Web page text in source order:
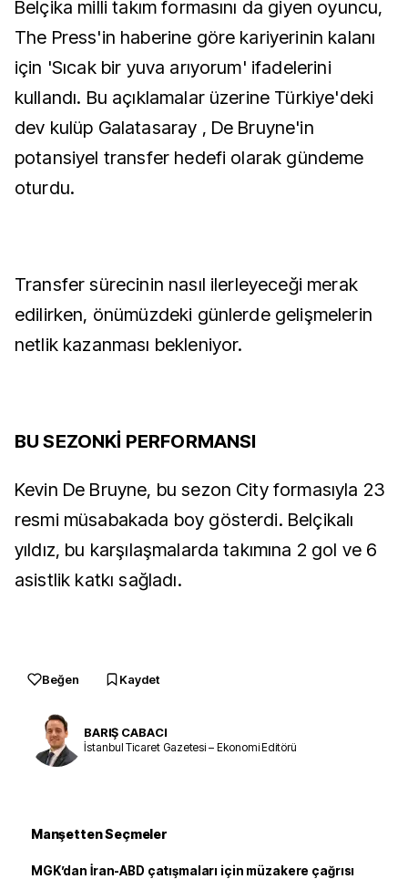
Belçika milli takım formasını da giyen oyuncu,
The Press'in haberine göre kariyerinin kalanı
için 'Sıcak bir yuva arıyorum' ifadelerini
kullandı. Bu açıklamalar üzerine Türkiye'deki
dev kulüp Galatasaray , De Bruyne'in
potansiyel transfer hedefi olarak gündeme
oturdu.
Transfer sürecinin nasıl ilerleyeceği merak
edilirken, önümüzdeki günlerde gelişmelerin
netlik kazanması bekleniyor.
BU SEZONKİ PERFORMANSI
Kevin De Bruyne, bu sezon City formasıyla 23
resmi müsabakada boy gösterdi. Belçikalı
yıldız, bu karşılaşmalarda takımına 2 gol ve 6
asistlik katkı sağladı.
Beğen Kaydet
BARIŞ CABACI
İstanbul Ticaret Gazetesi – Ekonomi Editörü
Manşetten Seçmeler
MGK’dan İran-ABD çatışmaları için müzakere çağrısı